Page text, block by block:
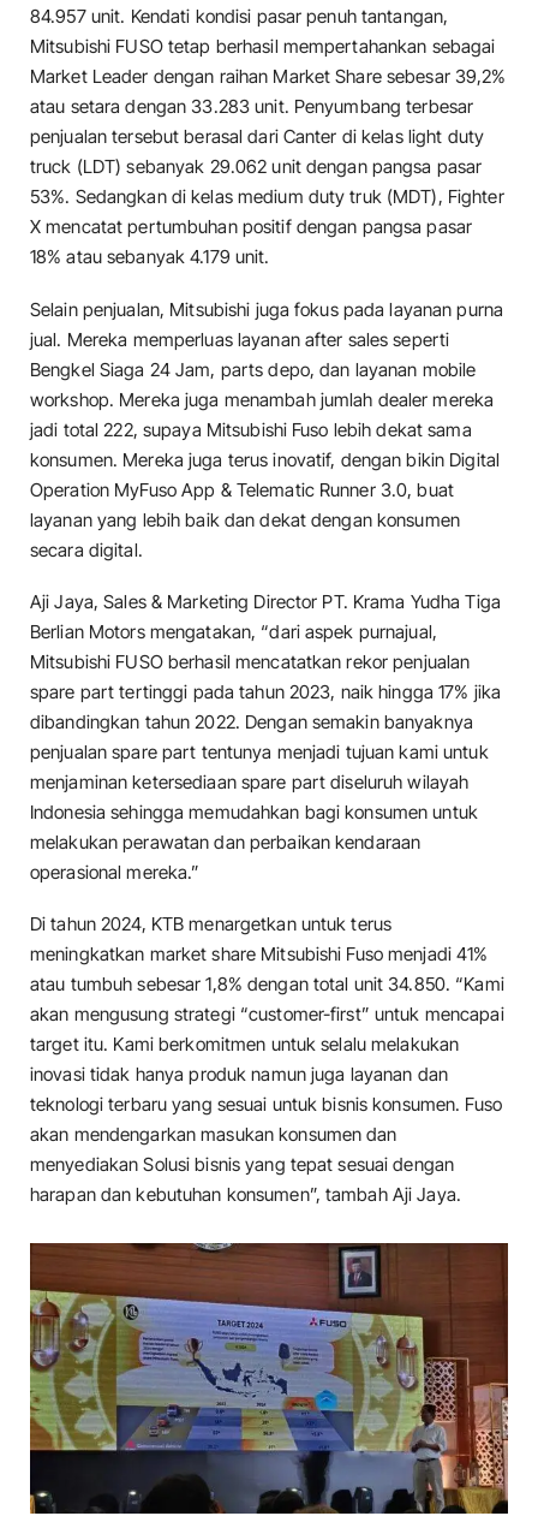
84.957 unit. Kendati kondisi pasar penuh tantangan,
Mitsubishi FUSO tetap berhasil mempertahankan sebagai
Market Leader dengan raihan Market Share sebesar 39,2%
atau setara dengan 33.283 unit. Penyumbang terbesar
penjualan tersebut berasal dari Canter di kelas light duty
truck (LDT) sebanyak 29.062 unit dengan pangsa pasar
53%. Sedangkan di kelas medium duty truk (MDT), Fighter
X mencatat pertumbuhan positif dengan pangsa pasar
18% atau sebanyak 4.179 unit.
Selain penjualan, Mitsubishi juga fokus pada layanan purna
jual. Mereka memperluas layanan after sales seperti
Bengkel Siaga 24 Jam, parts depo, dan layanan mobile
workshop. Mereka juga menambah jumlah dealer mereka
jadi total 222, supaya Mitsubishi Fuso lebih dekat sama
konsumen. Mereka juga terus inovatif, dengan bikin Digital
Operation MyFuso App & Telematic Runner 3.0, buat
layanan yang lebih baik dan dekat dengan konsumen
secara digital.
Aji Jaya, Sales & Marketing Director PT. Krama Yudha Tiga
Berlian Motors mengatakan, “dari aspek purnajual,
Mitsubishi FUSO berhasil mencatatkan rekor penjualan
spare part tertinggi pada tahun 2023, naik hingga 17% jika
dibandingkan tahun 2022. Dengan semakin banyaknya
penjualan spare part tentunya menjadi tujuan kami untuk
menjaminan ketersediaan spare part diseluruh wilayah
Indonesia sehingga memudahkan bagi konsumen untuk
melakukan perawatan dan perbaikan kendaraan
operasional mereka.”
Di tahun 2024, KTB menargetkan untuk terus
meningkatkan market share Mitsubishi Fuso menjadi 41%
atau tumbuh sebesar 1,8% dengan total unit 34.850. “Kami
akan mengusung strategi “customer-first” untuk mencapai
target itu. Kami berkomitmen untuk selalu melakukan
inovasi tidak hanya produk namun juga layanan dan
teknologi terbaru yang sesuai untuk bisnis konsumen. Fuso
akan mendengarkan masukan konsumen dan
menyediakan Solusi bisnis yang tepat sesuai dengan
harapan dan kebutuhan konsumen”, tambah Aji Jaya.